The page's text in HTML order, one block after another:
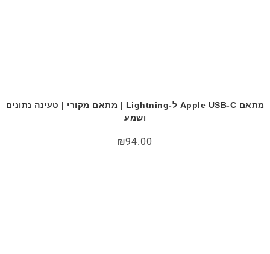
מתאם Apple USB-C ל-Lightning | מתאם מקורי | טעינה נתונים
ושמע
₪94.00